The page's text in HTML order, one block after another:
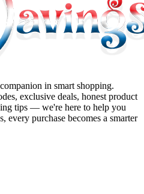
in smart shopping.
exclusive deals, honest product
tips — we're here to help you
every purchase becomes a smarter